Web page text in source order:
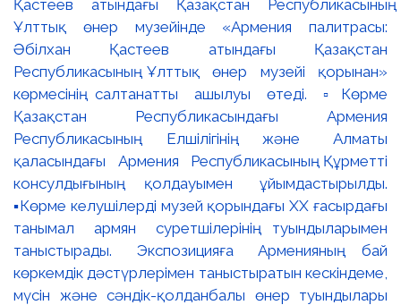
Қастеев атындағы Қазақстан Республикасының
Ұлттық өнер музейінде «Армения палитрасы:
Әбілхан Қастеев атындағы Қазақстан
Республикасының Ұлттық өнер музейі қорынан»
көрмесінің салтанатты ашылуы өтеді. ▫️Көрме
Қазақстан Республикасындағы Армения
Республикасының Елшілігінің және Алматы
қаласындағы Армения Республикасының Құрметті
консулдығының қолдауымен ұйымдастырылды.
▪️Көрме келушілерді музей қорындағы ХХ ғасырдағы
танымал армян суретшілерінің туындыларымен
таныстырады. Экспозицияға Арменияның бай
көркемдік дәстүрлерімен таныстыратын кескіндеме,
мүсін және сәндік-қолданбалы өнер туындылары